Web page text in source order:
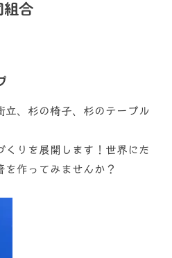
組合
立、杉の椅子、杉のテーブル
くりを展開します！世界にた
を作ってみませんか？